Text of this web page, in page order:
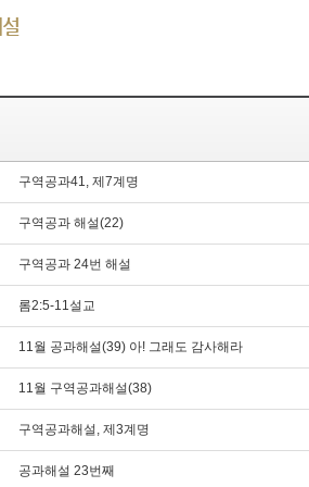
구역공과41, 제7계명
구역공과 해설(22)
구역공과 24번 해설
롬2:5-11설교
11월 공과해설(39) 아! 그래도 감사해라
11월 구역공과해설(38)
구역공과해설, 제3계명
공과해설 23번째